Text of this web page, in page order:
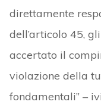
direttamente
dell’articolo 45,
accertato il
violazione della
fondamentali” –